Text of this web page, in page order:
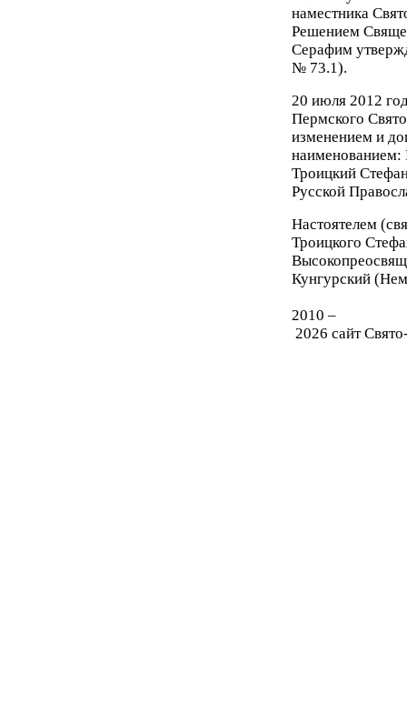
наместника
Решением
Серафим
№ 73.1).
20 июля 2012
Пермского
изменением и
наименованием:
Троицкий
Русской
Настоятелем
Троицкого
Кунгурский
2010 –
2026 сайт